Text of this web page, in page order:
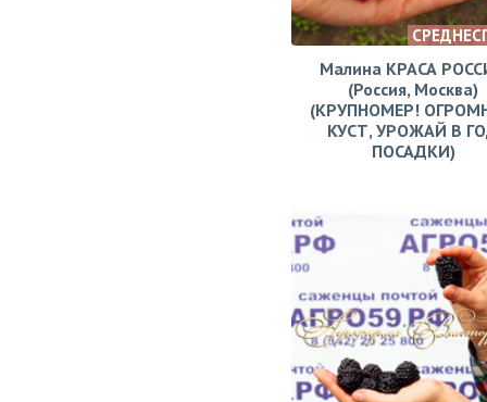
Малина КРАСА
(Россия, Москва)
(КРУПНОМЕР!
КУСТ, УРОЖАЙ В
ПОСАДКИ)